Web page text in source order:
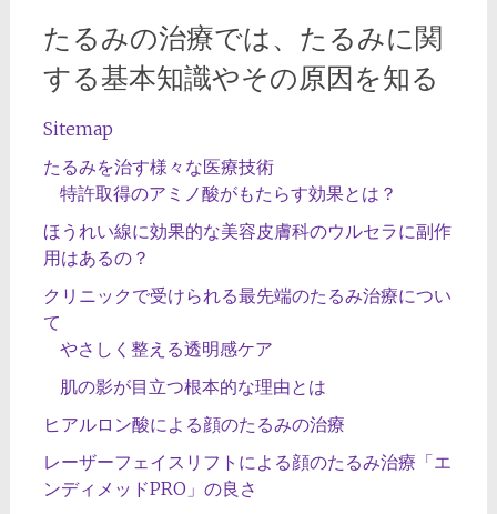
たるみの治療では、たるみに関
する基本知識やその原因を知る
Sitemap
たるみを治す様々な医療技術
特許取得のアミノ酸がもたらす効果とは？
ほうれい線に効果的な美容皮膚科のウルセラに副作
用はあるの？
クリニックで受けられる最先端のたるみ治療につい
て
やさしく整える透明感ケア
肌の影が目立つ根本的な理由とは
ヒアルロン酸による顔のたるみの治療
レーザーフェイスリフトによる顔のたるみ治療「エ
ンディメッドPRO」の良さ